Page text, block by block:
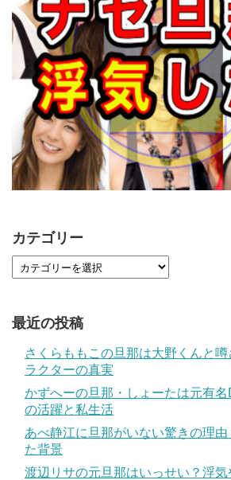
カテゴリー
最近の投稿
さくらももこの旦那は大野くんと
ラクターの真実
かずへーの旦那・しょーたは元有
の活躍と私生活
あべ静江に旦那がいない驚きの理
た背景
渡辺リサの元旦那はいっせい？浮